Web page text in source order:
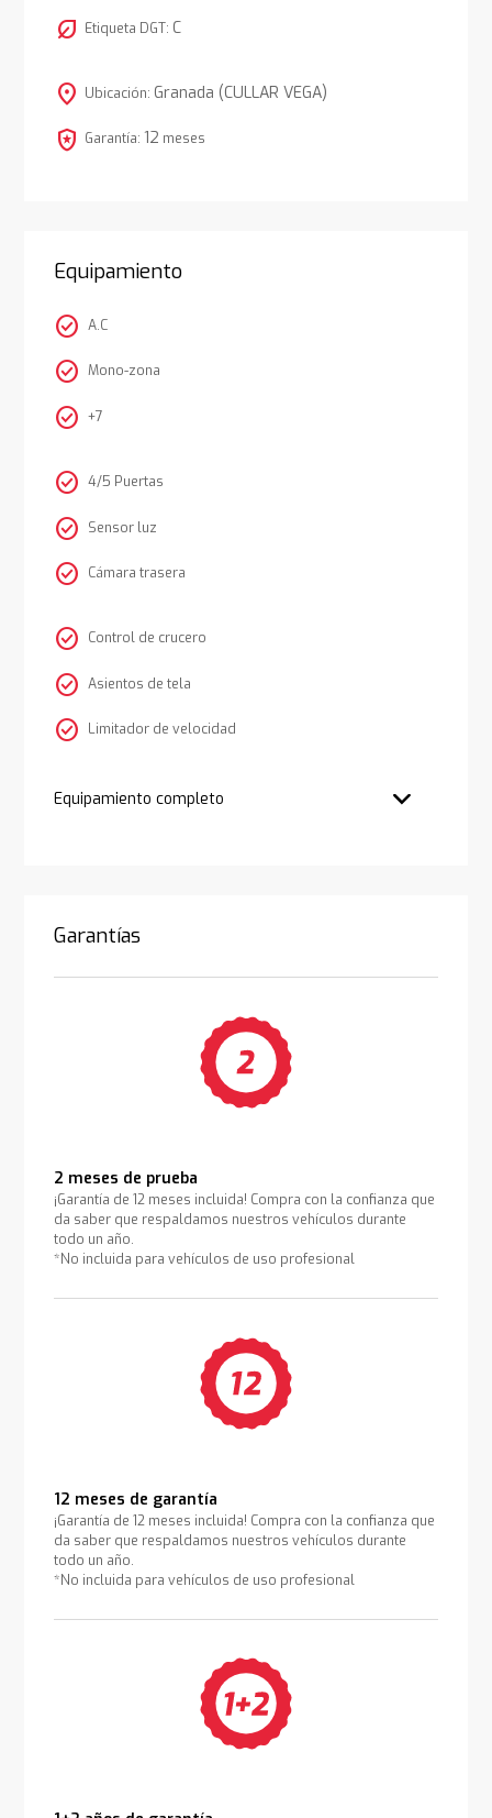
nest_eco_leaf Etiqueta DGT: C
location_on Ubicación: Granada (CULLAR VEGA)
local_police Garantía: 12 meses
Equipamiento
check_circle A.C
check_circle Mono-zona
check_circle +7
check_circle 4/5 Puertas
check_circle Sensor luz
check_circle Cámara trasera
check_circle Control de crucero
check_circle Asientos de tela
check_circle Limitador de velocidad
Equipamiento completo
Garantías
2 meses de prueba
¡Garantía de 12 meses incluida! Compra con la confianza que
da saber que respaldamos nuestros vehículos durante
todo un año.
*No incluida para vehículos de uso profesional
12 meses de garantía
¡Garantía de 12 meses incluida! Compra con la confianza que
da saber que respaldamos nuestros vehículos durante
todo un año.
*No incluida para vehículos de uso profesional